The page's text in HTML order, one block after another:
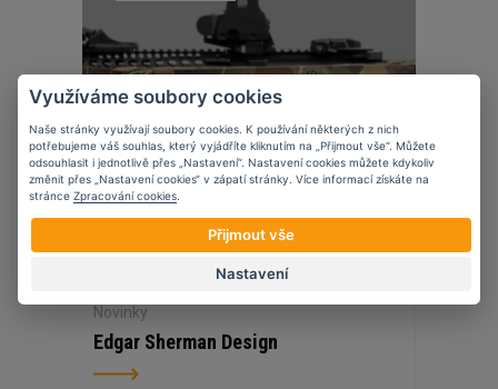
Novinky
Edgar Sherman Design
Využíváme soubory cookies
Naše stránky využívají soubory cookies. K používání některých z nich
potřebujeme váš souhlas, který vyjádříte kliknutím na „Přijmout vše“. Můžete
odsouhlasit i jednotlivě přes „Nastavení“. Nastavení cookies můžete kdykoliv
změnit přes „Nastavení cookies“ v zápatí stránky. Více informací získáte na
stránce Zpracování cookies
Přijmout vše
Nastavení